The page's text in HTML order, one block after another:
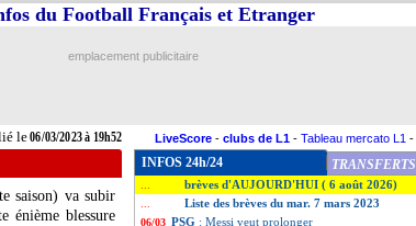
le06/03/2023 à 19h52
du Football Français et Etranger
emplacement publicitaire
LiveScore - clubs de L1 - Tableau mercato L1 -
saison) va subir
énième blessure
INFOS 24h/24 TRANSFERTS
brèves d'AUJOURD'HUI ( 6 août 2026)
Liste des brèves du mar. 7 mars 2023
06/03 PSG : Messi veut prolonger